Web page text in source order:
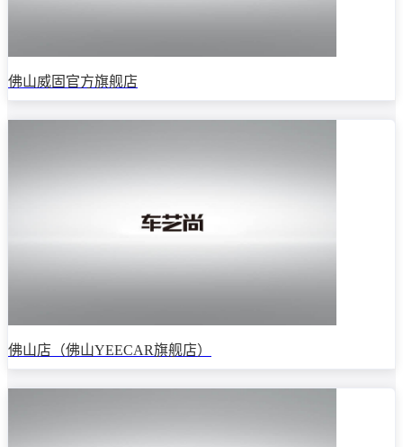
佛山威固官方旗舰店
佛山店（佛山YEECAR旗舰店）